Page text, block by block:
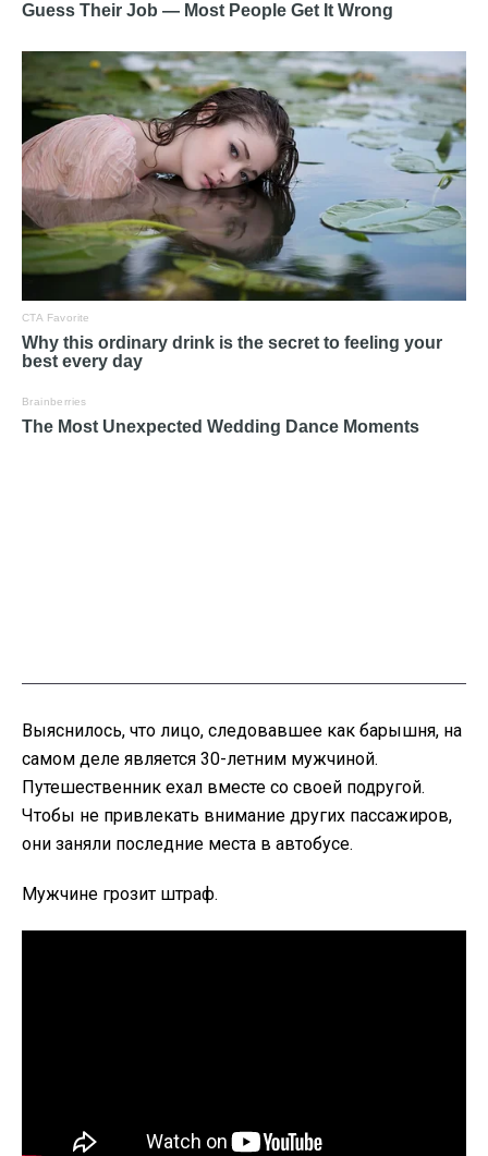
Выяснилось, что лицо, следовавшее как барышня, на
самом деле является 30-летним мужчиной.
Путешественник ехал вместе со своей подругой.
Чтобы не привлекать внимание других пассажиров,
они заняли последние места в автобусе.
Мужчине грозит штраф.